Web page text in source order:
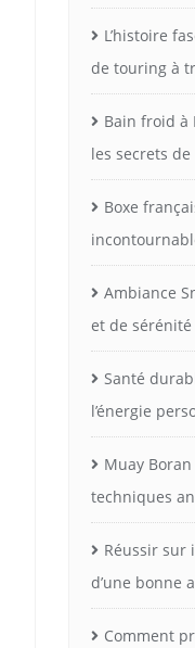
L’histoire
de touring à
Bain froid à
les secrets
Boxe
Ambiance
et de
Santé
l’énergie
Muay
techniques
Réussir sur
d’une bonne
Comment